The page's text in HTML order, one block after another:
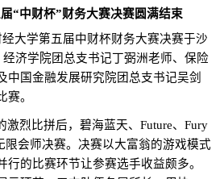
“中财杯”财务大赛决赛圆满结束
经大学第五届中财杯财务大赛决赛于沙
经济学院团总支书记丁弼洲老师、保险
中国金融发展研究院团总支书记吴剑
赛。
激烈比拼后，碧海蓝天、Future、Fury
限会师决赛。决赛以大富翁的游戏模式
行的比赛环节让参赛选手收益颇多。